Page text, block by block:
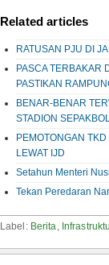
Related articles
RATUSAN PJU DI
PASCA TERBAKAR
PASTIKAN
BENAR-BENAR
STADION
PEMOTONGAN
LEWAT IJD
Setahun Menteri
Tekan Peredaran
Label: Berita